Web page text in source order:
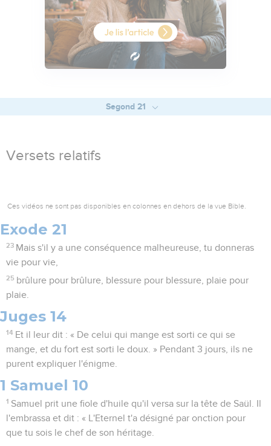
Segond 21
Versets relatifs
Ces vidéos ne sont pas disponibles en colonnes en dehors de la vue Bible.
Exode 21
23 Mais s'il y a une conséquence malheureuse, tu donneras
vie pour vie,
25 brûlure pour brûlure, blessure pour blessure, plaie pour
plaie.
Juges 14
14 Et il leur dit : « De celui qui mange est sorti ce qui se
mange, et du fort est sorti le doux. » Pendant 3 jours, ils ne
purent expliquer l'énigme.
1 Samuel 10
1 Samuel prit une fiole d'huile qu'il versa sur la tête de Saül. Il
l'embrassa et dit : « L'Eternel t'a désigné par onction pour
que tu sois le chef de son héritage.